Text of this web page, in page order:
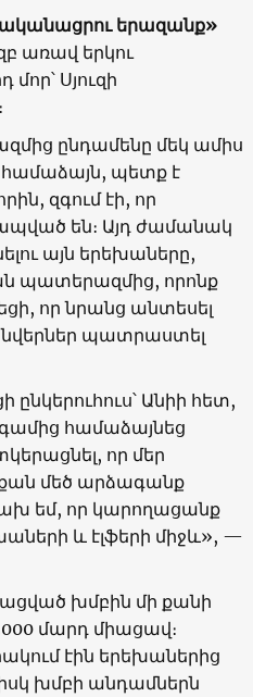
երազանք»
առավ երկու
Սյուզի
ընդամենը մեկ ամիս
համաձայն, պետք է
զգում էի, որ
են։ Այդ ժամանակ
այն երեխաները,
պատերազմից, որոնք
որ նրանց անտեսել
նվերներ պատրաստել
Անիի հետ,
համաձայնեց
որ մեր
մեծ արձագանք
եմ, որ կարողացանք
և էլֆերի միջև», —
խմբին մի քանի
մարդ միացավ։
էին երեխաներից
խմբի անդամներն